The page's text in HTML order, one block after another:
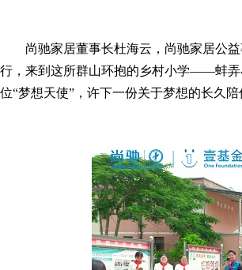
尚驰家居董事长杜海云，尚驰家居公
行，来到这所群山环抱的乡村小学——蚌弄
位“梦想天使”，许下一份关于梦想的长久陪